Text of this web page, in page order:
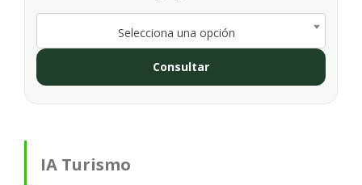
Selecciona una opción
Consultar
IA Turismo